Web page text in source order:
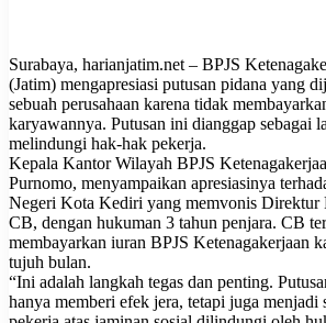
Surabaya, harianjatim.net – BPJS
(Jatim) mengapresiasi putusan pidana yang
sebuah perusahaan karena tidak
karyawannya. Putusan ini dianggap sebagai
melindungi hak-hak pekerja.
Kepala Kantor Wilayah BPJS
Purnomo, menyampaikan apresiasinya
Negeri Kota Kediri yang memvonis
CB, dengan hukuman 3 tahun penjara. CB
membayarkan iuran BPJS Ketenagakerjaan
tujuh bulan.
“Ini adalah langkah tegas dan penting.
hanya memberi efek jera, tetapi juga